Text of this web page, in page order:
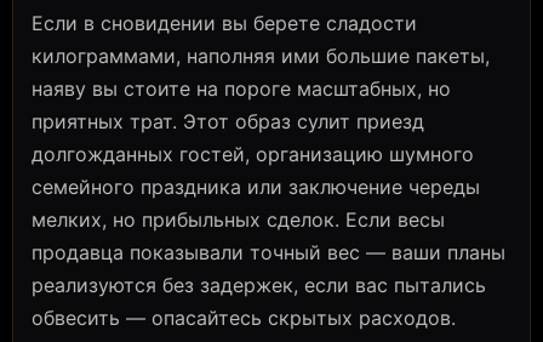
Если в сновидении вы берете сладости
килограммами, наполняя ими большие пакеты,
наяву вы стоите на пороге масштабных, но
приятных трат. Этот образ сулит приезд
долгожданных гостей, организацию шумного
семейного праздника или заключение череды
мелких, но прибыльных сделок. Если весы
продавца показывали точный вес — ваши планы
реализуются без задержек, если вас пытались
обвесить — опасайтесь скрытых расходов.